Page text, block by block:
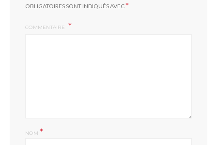
OBLIGATOIRES SONT INDIQUÉS AVEC*
COMMENTAIRE
NOM *